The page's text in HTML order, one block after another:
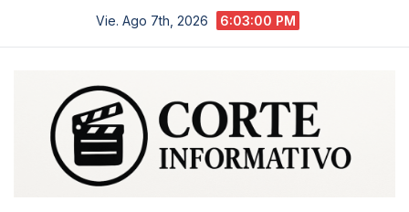
Vie. Ago 7th, 2026 6:03:00 PM